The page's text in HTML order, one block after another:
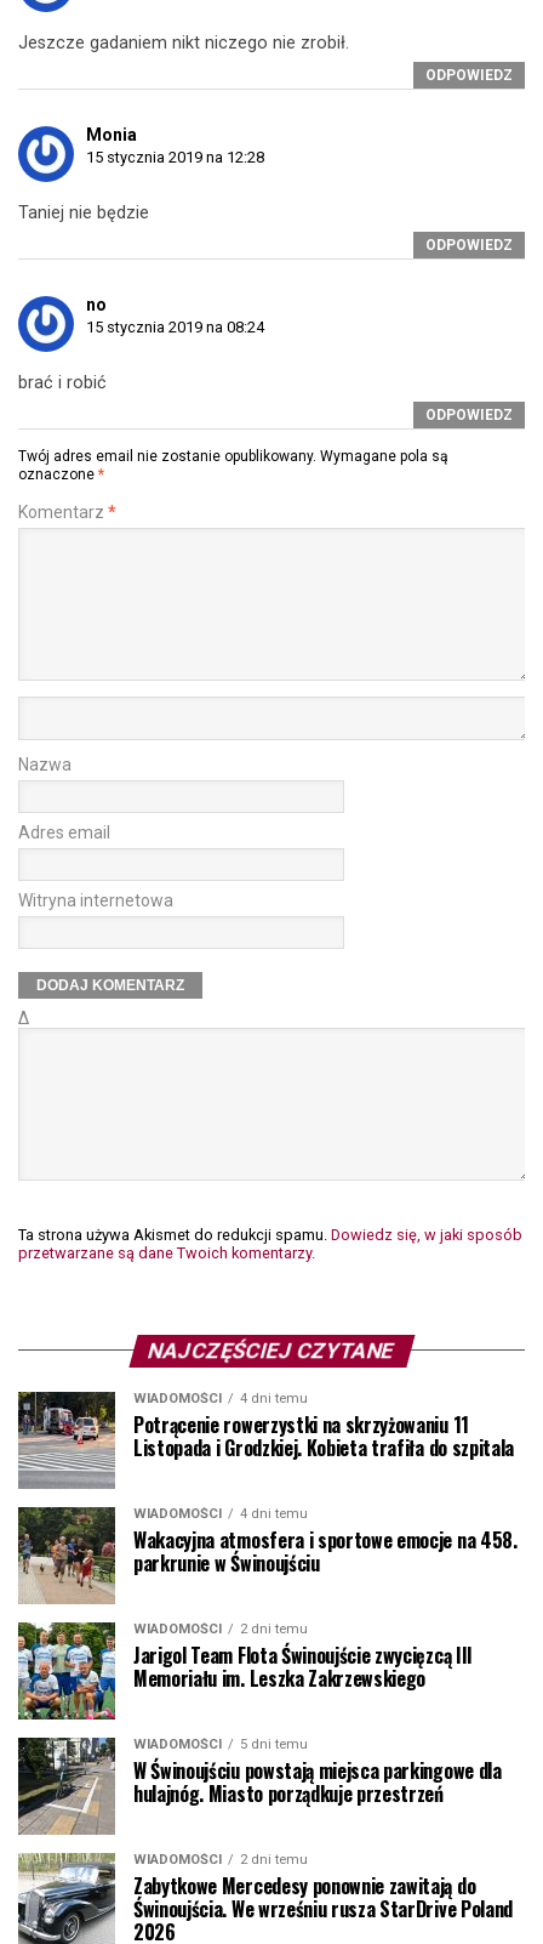
Jeszcze gadaniem nikt niczego nie zrobił.
ODPOWIEDZ
Monia
15 stycznia 2019 na 12:28
Taniej nie będzie
ODPOWIEDZ
no
15 stycznia 2019 na 08:24
brać i robić
ODPOWIEDZ
Twój adres email nie zostanie opublikowany. Wymagane pola są
oznaczone *
Komentarz *
Nazwa
Adres email
Witryna internetowa
Δ
Ta strona używa Akismet do redukcji spamu. Dowiedz się, w jaki sposób
przetwarzane są dane Twoich komentarzy.
NAJCZĘŚCIEJ CZYTANE
WIADOMOŚCI 4 dni temu
Potrącenie rowerzystki na skrzyżowaniu 11
Listopada i Grodzkiej. Kobieta trafiła do szpitala
WIADOMOŚCI 4 dni temu
Wakacyjna atmosfera i sportowe emocje na 458.
parkrunie w Świnoujściu
WIADOMOŚCI 2 dni temu
Jarigol Team Flota Świnoujście zwycięzcą III
Memoriału im. Leszka Zakrzewskiego
WIADOMOŚCI 5 dni temu
W Świnoujściu powstają miejsca parkingowe dla
hulajnóg. Miasto porządkuje przestrzeń
WIADOMOŚCI 2 dni temu
Zabytkowe Mercedesy ponownie zawitają do
Świnoujścia. We wrześniu rusza StarDrive Poland
2026